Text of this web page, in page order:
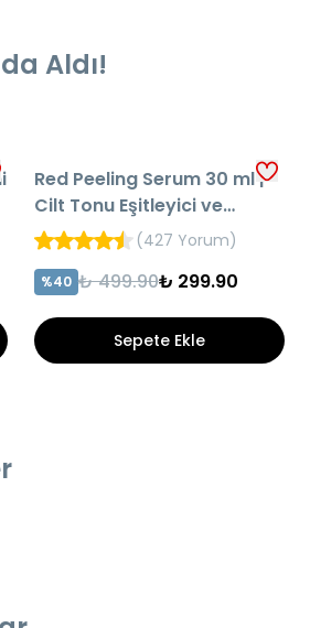
Aldı!
Red Peeling Serum 30 ml |
Cilt Tonu Eşitleyici ve
Yenileyici
(427 Yorum)
%40 ₺ 499.90₺ 299.90
Sepete Ekle